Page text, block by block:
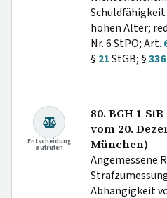
hohen Alter;
Nr. 6 StPO; Art.
§ 21StGB; §336
Entscheidung
aufrufen
80. BGH 1
vom 20.
München)
Angemessene
Abhängigkeit